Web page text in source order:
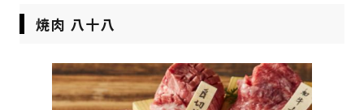
焼肉 八十八